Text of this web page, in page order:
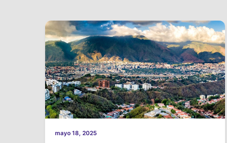
mayo 18, 2025